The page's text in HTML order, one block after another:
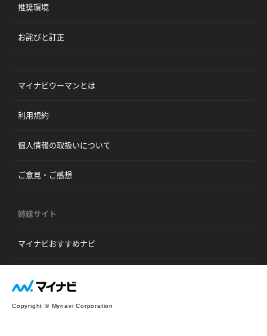
推奨環境
お詫びと訂正
マイナビウーマンとは
利用規約
個人情報の取扱いについて
ご意見・ご感想
姉妹サイト
マイナビおすすめナビ
Copyright © Mynavi Corporation